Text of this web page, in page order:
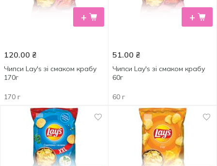
+
120.00 ₴
Чипси Lay's зі смаком крабу
170г
170 г
+
51.00 ₴
Чипси Lay's зі смаком крабу
60г
60 г